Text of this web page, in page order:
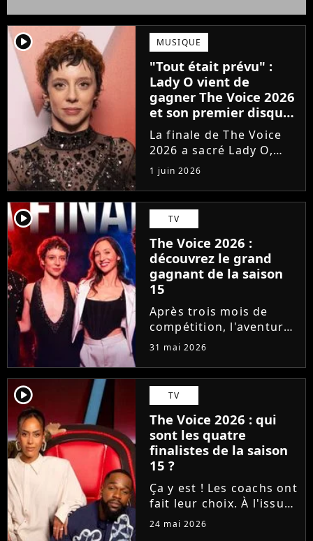
player2 MUSIQUE
"Tout était prévu" :
Lady O vient de
gagner The Voice 2026
et son premier disque
est déjà disponible
La finale de The Voice
2026 a sacré Lady O,
talent de Florent Pagny
qui s'est imposée dans
le coeur du public grâce
à son timbre envoûtant.
À seulement 18 ans, la
jeune artiste suisse...
1 juin 2026
player2 TV
The Voice 2026 :
découvrez le grand
gagnant de la saison
15
Après trois mois de
compétition, l'aventure
The Voice 2026 a pris
qui de Lady O, Hugo,
Tessa B. et CJM'S s'est
imposé sur la finish line
grâce aux votes du...
31 mai 2026
player2 TV
The Voice 2026 : qui
sont les quatre
finalistes de la saison
15 ?
Ça y est ! Les coachs ont
fait leur choix. À l'issue
d'une demi-finale
24 mai 2026